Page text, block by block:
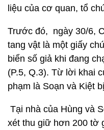
liệu của cơ quan, tổ
Trước đó, ngày 30/6,
tang vật là một giấy
biển số giả khi đang
(P.5, Q.3). Từ lời khai
phạm là Soạn và Kiệt
Tại nhà của Hùng và
xét thu giữ hơn 200 tờ